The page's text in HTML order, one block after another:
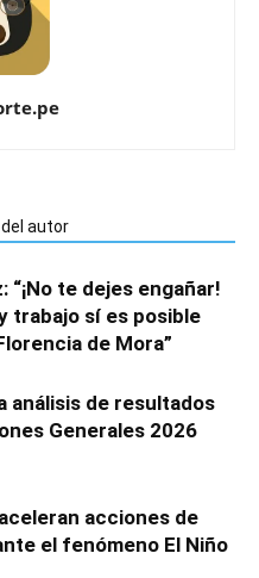
autor
“¡No te dejes engañar!
trabajo sí es posible
de Mora”
análisis de resultados
Generales 2026
acciones de
el fenómeno El Niño